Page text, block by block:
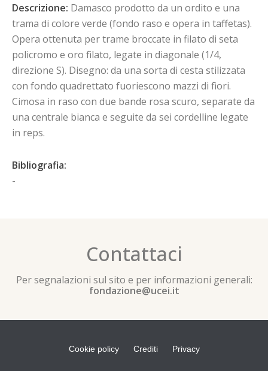
Descrizione: Damasco prodotto da un ordito e una
trama di colore verde (fondo raso e opera in taffetas).
Opera ottenuta per trame broccate in filato di seta
policromo e oro filato, legate in diagonale (1/4,
direzione S). Disegno: da una sorta di cesta stilizzata
con fondo quadrettato fuoriescono mazzi di fiori.
Cimosa in raso con due bande rosa scuro, separate da
una centrale bianca e seguite da sei cordelline legate
in reps.
Bibliografia:
-
Contattaci
Per segnalazioni sul sito e per informazioni generali:
fondazione@ucei.it
Cookie policy Crediti Privacy